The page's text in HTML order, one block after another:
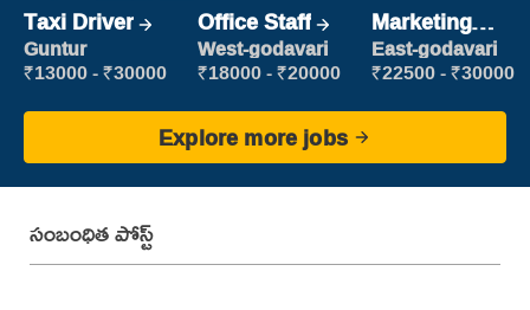
Taxi Driver
Guntur
₹13000 - ₹30000
Office Staff
West-godavari
₹18000 - ₹20000
Marketing
Executive
East-godavari
₹22500 - ₹30000
Explore more jobs
సంబంధిత పోస్ట్